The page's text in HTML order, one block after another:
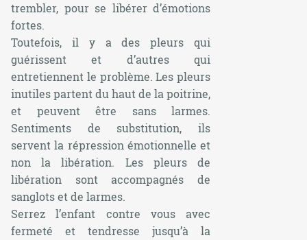
trembler, pour se libérer d’émotions
fortes.
Toutefois, il y a des pleurs qui
guérissent et d’autres qui
entretiennent le problème. Les pleurs
inutiles partent du haut de la poitrine,
et peuvent être sans larmes.
Sentiments de substitution, ils
servent la répression émotionnelle et
non la libération. Les pleurs de
libération sont accompagnés de
sanglots et de larmes.
Serrez l’enfant contre vous avec
fermeté et tendresse jusqu’à la